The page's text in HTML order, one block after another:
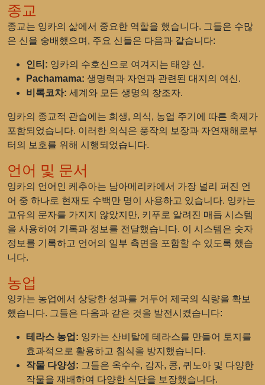
종교
종교는 잉카의 삶에서 중요한 역할을 했습니다. 그들은 수많
은 신을 숭배했으며, 주요 신들은 다음과 같습니다:
인티: 잉카의 수호신으로 여겨지는 태양 신.
Pachamama: 생명력과 자연과 관련된 대지의 여신.
비록코차: 세계와 모든 생명의 창조자.
잉카의 종교적 관습에는 희생, 의식, 농업 주기에 따른 축제가
포함되었습니다. 이러한 의식은 풍작의 보장과 자연재해로부
터의 보호를 위해 시행되었습니다.
언어 및 문서
잉카의 언어인 케추아는 남아메리카에서 가장 널리 퍼진 언
어 중 하나로 현재도 수백만 명이 사용하고 있습니다. 잉카는
고유의 문자를 가지지 않았지만, 키푸로 알려진 매듭 시스템
을 사용하여 기록과 정보를 전달했습니다. 이 시스템은 숫자
정보를 기록하고 언어의 일부 측면을 포함할 수 있도록 했습
니다.
농업
잉카는 농업에서 상당한 성과를 거두어 제국의 식량을 확보
했습니다. 그들은 다음과 같은 것을 발전시켰습니다:
테라스 농업: 잉카는 산비탈에 테라스를 만들어 토지를
효과적으로 활용하고 침식을 방지했습니다.
작물 다양성: 그들은 옥수수, 감자, 콩, 퀴노아 및 다양한
작물을 재배하여 다양한 식단을 보장했습니다.